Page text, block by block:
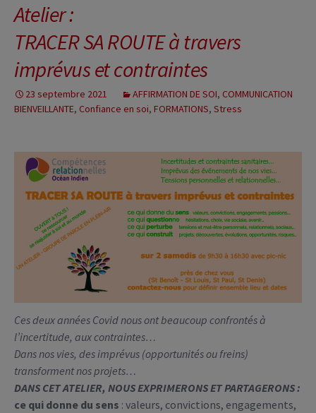
Atelier :
TRACER SA ROUTE à travers
imprévus et contraintes
23 septembre 2021 AFFIRMATION DE SOI, COMMUNICATION
BIENVEILLANTE, Confiance en soi, FORMATIONS, Stress
Ces deux années Covid nous ont beaucoup confrontés à
l’incertitude, aux contraintes…
Dans nos vies, des imprévus (opportunités ou freins)
transforment nos projets…
DANS CET ATELIER, NOUS EXPRIMERONS ET PARTAGERONS :
ce qui donne du sens : valeurs, convictions, engagements,